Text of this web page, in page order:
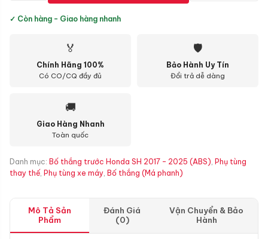
✓ Còn hàng - Giao hàng nhanh
🏅
Chính Hãng 100%
Có CO/CQ đầy đủ
🛡
Bảo Hành Uy Tín
Đổi trả dễ dàng
🚚
Giao Hàng Nhanh
Toàn quốc
Danh mục: Bố thắng trước Honda SH 2017 - 2025 (ABS), Phụ tùng
thay thế, Phụ tùng xe máy, Bố thắng (Má phanh)
Mô Tả Sản
Phẩm
Đánh Giá
(0)
Vận Chuyển & Bảo
Hành